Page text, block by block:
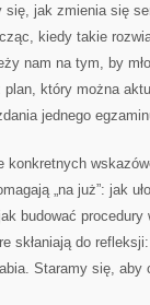
jak zmienia się
kiedy takie
nam na tym, by
który można
jednego
konkretnych
„na już”: jak
budować
skłaniają do
Staramy się,